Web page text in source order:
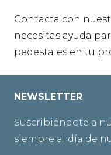
Contacta con
necesitas ayuda
pedestales en tu
NEWSLETTER
Suscribiéndote a
siempre al día de